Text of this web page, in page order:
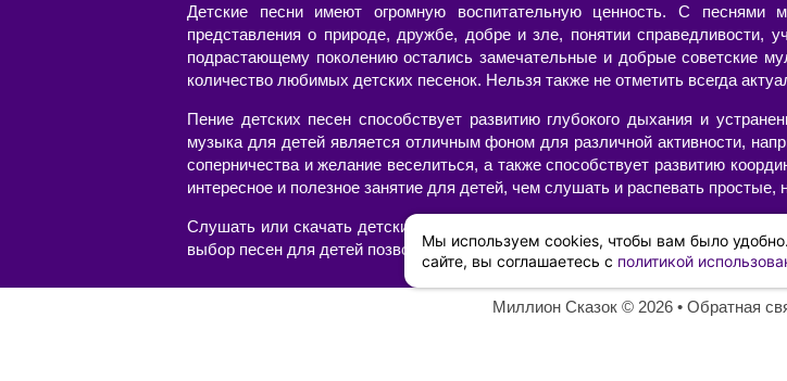
Детские песни имеют огромную воспитательную ценность. С
представления о природе, дружбе, добре и зле, понятии справедливости,
подрастающему поколению остались замечательные и добрые советские
количество любимых детских песенок. Нельзя также не отметить всегда
Пение детских песен способствует развитию глубокого дыхания и
музыка для детей является отличным фоном для различной активности,
соперничества и желание веселиться, а также способствует развитию
интересное и полезное занятие для детей, чем слушать и распевать
Слушать или скачать детские песни с текстами и минусами, современные
выбор песен для детей позволит составить свой собственный сборник из
Миллион Сказок ©️ 2026 • Обратная
Мы используем cookies, чтобы вам было
сайте, вы соглашаетесь с политикой